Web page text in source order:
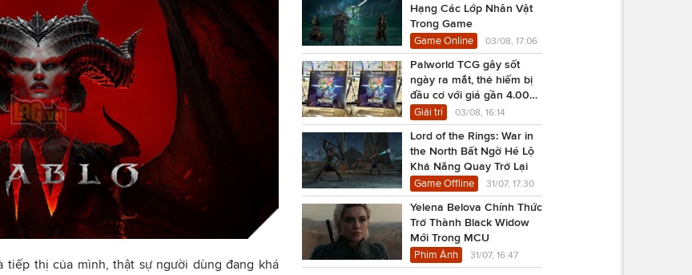
tiếp thị của mình, thật sự người dùng đang khá
Hạng Các Lớp Nhân Vật
Trong Game
Game Online 03/08, 17:06
Palworld TCG gây sốt
ngày ra mắt, thẻ hiếm bị
đầu cơ với giá gần 4.000
USD
Giải trí 03/08, 16:14
Lord of the Rings: War in
the North Bất Ngờ Hé Lộ
Khả Năng Quay Trở Lại
Game Offline 31/07, 17:30
Yelena Belova Chính Thức
Trở Thành Black Widow
Mới Trong MCU
Phim Ảnh 31/07, 16:47